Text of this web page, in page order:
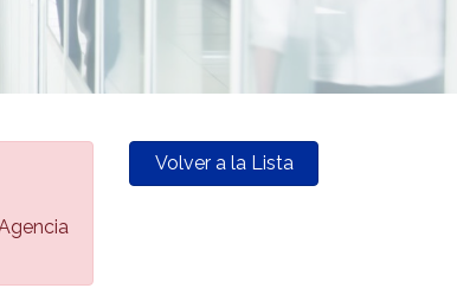
Volver a la Lista